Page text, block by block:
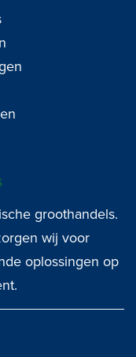
groothandels.
wij voor
oplossingen op